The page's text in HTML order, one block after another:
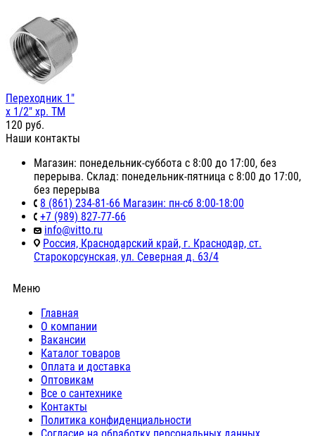
Переходник 1"
х 1/2" хр. TM
120 руб.
Наши контакты
Магазин: понедельник-суббота с 8:00 до 17:00, без
перерыва. Склад: понедельник-пятница с 8:00 до 17:00,
без перерыва
8 (861) 234-81-66 Магазин: пн-сб 8:00-18:00
+7 (989) 827-77-66
info@vitto.ru
Россия, Краснодарский край, г. Краснодар, ст.
Старокорсунская, ул. Северная д. 63/4
Меню
Главная
О компании
Вакансии
Каталог товаров
Оплата и доставка
Оптовикам
Все о сантехнике
Контакты
Политика конфиденциальности